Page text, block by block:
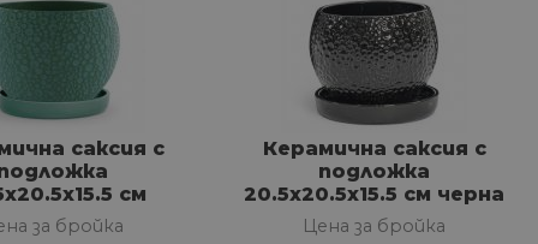
саксия с
см
зелена
за бройка
Керамична саксия с
подложка
20.5х20.5х15.5 см черна
Цена за бройка
и управление на
хората и ботовете.
отчети за